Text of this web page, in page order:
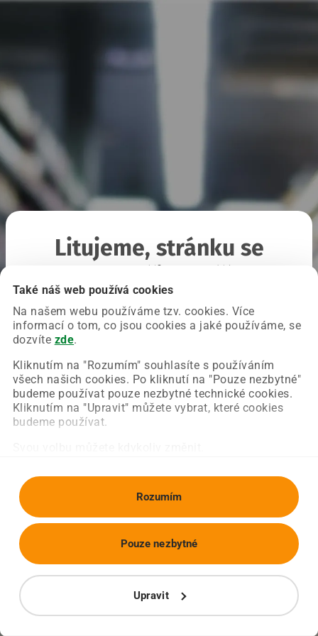
Také náš web používá cookies
Na našem webu používáme tzv. cookies. Více
informací o tom, co jsou cookies a jaké používáme, se
dozvíte zde.
Kliknutím na "Rozumím" souhlasíte s používáním
všech našich cookies. Po kliknutí na "Pouze nezbytné"
budeme používat pouze nezbytné technické cookies.
Kliknutím na "Upravit" můžete vybrat, které cookies
budeme používat.
Rozumím
Upravit
Pouze nezbytné
Litujeme, stránku se
Chyba nastala na naší straně a už ji opravujeme.
Zkuste prosím znovu načíst požadovanou stránku.
Obnovit stránku Úvodní strana